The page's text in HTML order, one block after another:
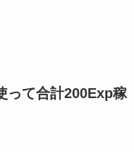
って合計200Exp稼